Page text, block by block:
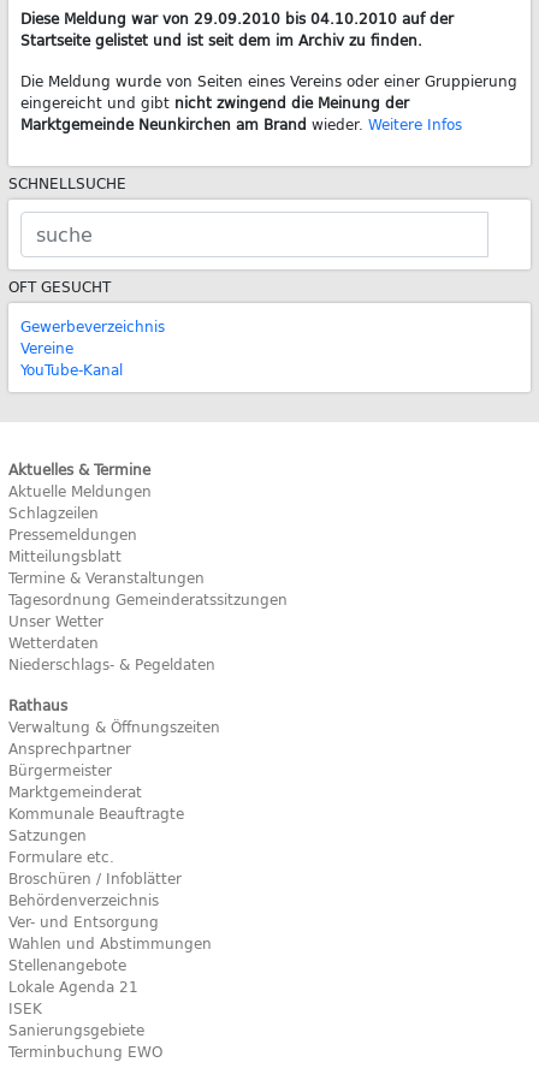
Diese Meldung war von 29.09.2010 bis 04.10.2010 auf der
Startseite gelistet und ist seit dem im Archiv zu finden.
Die Meldung wurde von Seiten eines Vereins oder einer Gruppierung
eingereicht und gibt nicht zwingend die Meinung der
Marktgemeinde Neunkirchen am Brand wieder. Weitere Infos
SCHNELLSUCHE
OFT GESUCHT
Gewerbeverzeichnis
Vereine
YouTube-Kanal
Aktuelles & Termine
Aktuelle Meldungen
Schlagzeilen
Pressemeldungen
Mitteilungsblatt
Termine & Veranstaltungen
Tagesordnung Gemeinderatssitzungen
Unser Wetter
Wetterdaten
Niederschlags- & Pegeldaten
Rathaus
Verwaltung & Öffnungszeiten
Ansprechpartner
Bürgermeister
Marktgemeinderat
Kommunale Beauftragte
Satzungen
Formulare etc.
Broschüren / Infoblätter
Behördenverzeichnis
Ver- und Entsorgung
Wahlen und Abstimmungen
Stellenangebote
Lokale Agenda 21
ISEK
Sanierungsgebiete
Terminbuchung EWO